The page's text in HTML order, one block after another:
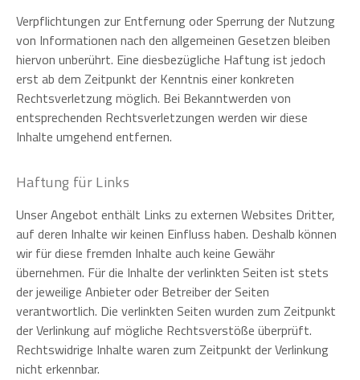
Verpflichtungen zur Entfernung oder Sperrung der Nutzung
von Informationen nach den allgemeinen Gesetzen bleiben
hiervon unberührt. Eine diesbezügliche Haftung ist jedoch
erst ab dem Zeitpunkt der Kenntnis einer konkreten
Rechtsverletzung möglich. Bei Bekanntwerden von
entsprechenden Rechtsverletzungen werden wir diese
Inhalte umgehend entfernen.
Haftung für Links
Unser Angebot enthält Links zu externen Websites Dritter,
auf deren Inhalte wir keinen Einfluss haben. Deshalb können
wir für diese fremden Inhalte auch keine Gewähr
übernehmen. Für die Inhalte der verlinkten Seiten ist stets
der jeweilige Anbieter oder Betreiber der Seiten
verantwortlich. Die verlinkten Seiten wurden zum Zeitpunkt
der Verlinkung auf mögliche Rechtsverstöße überprüft.
Rechtswidrige Inhalte waren zum Zeitpunkt der Verlinkung
nicht erkennbar.